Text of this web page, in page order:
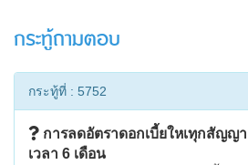
กระทู้ถามตอบ
กระทู้ที่ : 5752
การลดอัตราดอกเบี้ยใหเทุกสัญญา
เวลา 6 เดือน